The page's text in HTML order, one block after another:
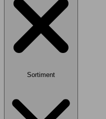
Sortiment